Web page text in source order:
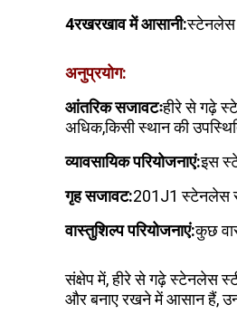
4रखरखाव में आसानी:स्टेनलेस
अनुप्रयोग:
आंतरिक सजावटःहीरे से गढ़े
अधिक,किसी स्थान की
व्यावसायिक परियोजनाएं:इस
गृह सजावट:201J1 स्टेनलेस
वास्तुशिल्प परियोजनाएं:कुछ
संक्षेप में, हीरे से गढ़े स्टेनलेस
और बनाए रखने में आसान हैं,